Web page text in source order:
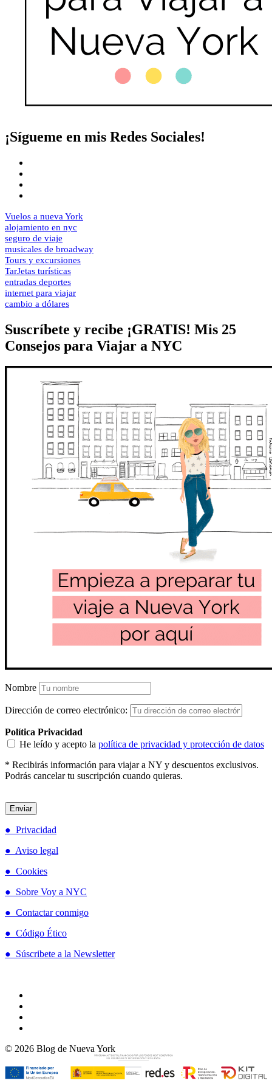
¡Sígueme en mis Redes Sociales!
Vuelos a nueva York
alojamiento en nyc
seguro de viaje
musicales de broadway
Tours y excursiones
TarJetas turísticas
entradas deportes
internet para viajar
cambio a dólares
Suscríbete y recibe ¡GRATIS! Mis 25
Consejos para Viajar a NYC
Nombre
Dirección de correo electrónico:
Política Privacidad
He leído y acepto la política de privacidad y protección de datos
* Recibirás información para viajar a NY y descuentos exclusivos.
Podrás cancelar tu suscripción cuando quieras.
● Privacidad
● Aviso legal
● Cookies
● Sobre Voy a NYC
● Contactar conmigo
● Código Ético
● Súscribete a la Newsletter
© 2026 Blog de Nueva York